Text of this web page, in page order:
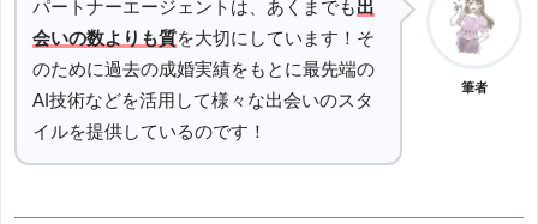
パートナーエージェントは、あくまでも出
会いの数よりも質を大切にしています！そ
のために過去の成婚実績をもとに最先端の
AI技術などを活用して様々な出会いのスタ
イルを提供しているのです！
筆者